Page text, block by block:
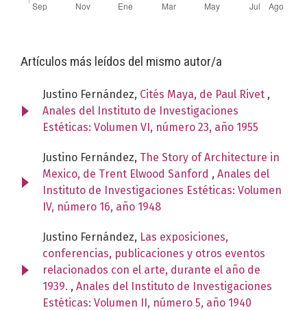
Artículos más leídos del mismo autor/a
Justino Fernández, Cités Maya, de Paul Rivet ,
Anales del Instituto de Investigaciones
Estéticas: Volumen VI, número 23, año 1955
Justino Fernández, The Story of Architecture in
Mexico, de Trent Elwood Sanford , Anales del
Instituto de Investigaciones Estéticas: Volumen
IV, número 16, año 1948
Justino Fernández, Las exposiciones,
conferencias, publicaciones y otros eventos
relacionados con el arte, durante el año de
1939. , Anales del Instituto de Investigaciones
Estéticas: Volumen II, número 5, año 1940